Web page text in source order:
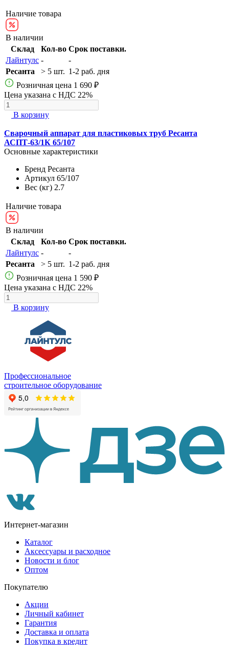
Наличие товара
В наличии
Склад
Кол-во Срок поставки.
Лайнтулс -
-
Ресанта
> 5 шт. 1-2 раб. дня
Розничная цена 1 690 ₽
Цена указана с НДС 22%
В корзину
Сварочный аппарат для пластиковых труб Ресанта
АСПТ-63/1К 65/107
Основные характеристики
Бренд Ресанта
Артикул 65/107
Вес (кг) 2.7
Наличие товара
В наличии
Склад
Кол-во Срок поставки.
Лайнтулс -
-
Ресанта
> 5 шт. 1-2 раб. дня
Розничная цена 1 590 ₽
Цена указана с НДС 22%
В корзину
Профессиональное
строительное оборудование
Интернет-магазин
Каталог
Аксессуары и расходное
Новости и блог
Оптом
Покупателю
Акции
Личный кабинет
Гарантия
Доставка и оплата
Покупка в кредит